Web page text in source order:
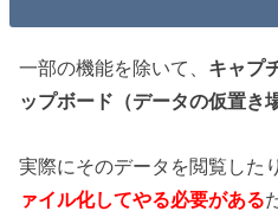
一部の機能を除いて、 キャプ
ップボード（データの仮置き
実際にそのデータを閲覧した
ァイル化してやる必要がある